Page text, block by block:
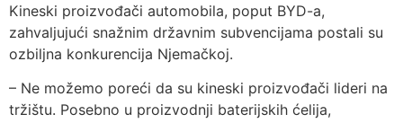
Kineski proizvođači automobila, poput BYD-a,
zahvaljujući snažnim državnim subvencijama postali su
ozbiljna konkurencija Njemačkoj.
– Ne možemo poreći da su kineski proizvođači lideri na
tržištu. Posebno u proizvodnji baterijskih ćelija,